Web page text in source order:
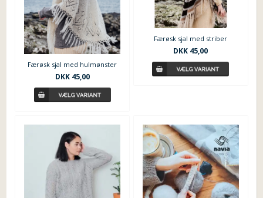
Færøsk sjal med hulmønster
DKK45,00
Færøsk sjal med striber
DKK 45,00